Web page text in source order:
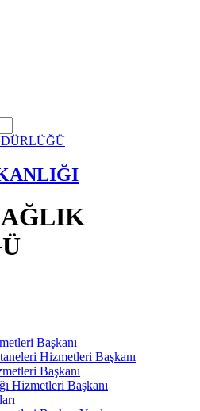
Başkanı
Hizmetleri Başkanı
Başkanı
Hizmetleri Başkanı